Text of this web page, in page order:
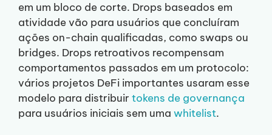
em um bloco de corte. Drops baseados em
atividade vão para usuários que concluíram
ações on-chain qualificadas, como swaps ou
bridges. Drops retroativos recompensam
comportamentos passados em um protocolo:
vários projetos DeFi importantes usaram esse
modelo para distribuir tokens de governança
para usuários iniciais sem uma whitelist.